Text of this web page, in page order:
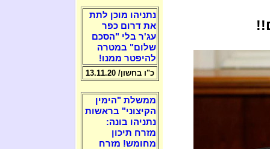
נתניהו מוכן לתת
את דרום כפר
עג'ר בלי "הסכם
שלום" במטרה
להיפטר ממנו!
כ"ו בחשון/ 13.11.20
ממשלת "הימין
הקיצוני" בראשות
נתניהו בונה:
מזרח תיכון
מחומש! מזרח